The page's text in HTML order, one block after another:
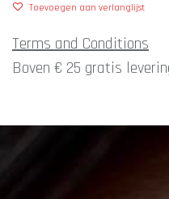
Toevoegen aan verlanglijst
Terms and Conditions
Boven € 25 gratis